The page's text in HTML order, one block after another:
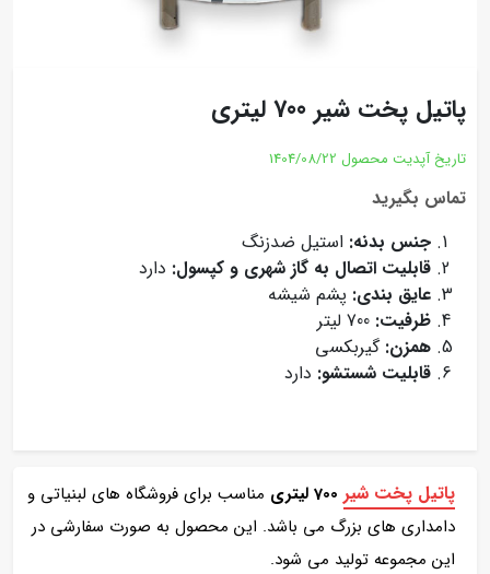
پاتیل پخت شیر 700 لیتری
تاریخ آپدیت محصول 1404/08/22
تماس بگیرید
جنس بدنه: استیل ضدزنگ
قابلیت اتصال به گاز شهری و کپسول: دارد
عایق بندی: پشم شیشه
ظرفیت:
همزن: گیربکسی
قابلیت شستشو: دارد
پاتیل پخت شیر
مناسب برای فروشگاه های لبنیاتی و
دامداری های بزرگ می باشد. این محصول به صورت سفارشی در
این مجموعه تولید می شود.